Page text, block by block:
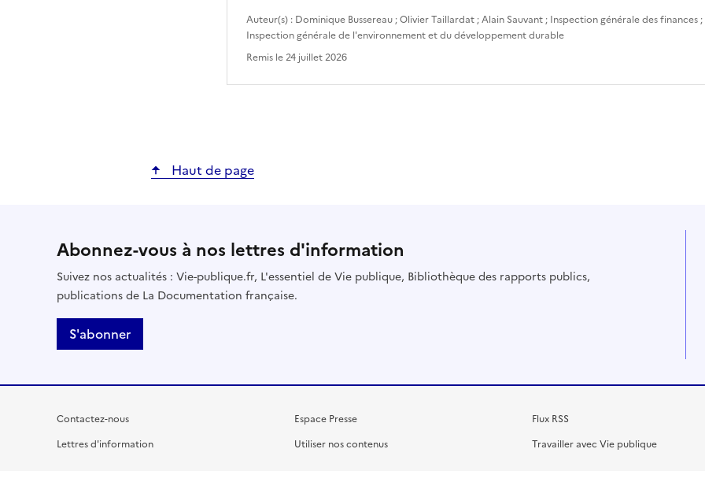
Auteur(s) : Dominique Bussereau ;Olivier Taillardat ;Alain Sauvant ; Inspection générale des finances ;
Inspection générale de l'environnement et du développement durable
Remis le24 juillet 2026
Haut de page
Abonnez-vous à nos lettres d'information
Suivez nos actualités : Vie-publique.fr, L'essentiel de Vie publique, Bibliothèque des rapports publics,
publications de La Documentation française.
S'abonner
Contactez-nous
Lettres d'information
Espace Presse
Utiliser nos contenus
Flux RSS
Travailler avec Vie publique